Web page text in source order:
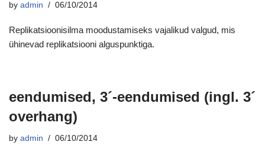
by admin 06/10/2014
Replikatsioonisilma moodustamiseks vajalikud valgud, mis
ühinevad replikatsiooni alguspunktiga.
eendumised, 3´-eendumised (ingl. 3´
overhang)
by admin 06/10/2014